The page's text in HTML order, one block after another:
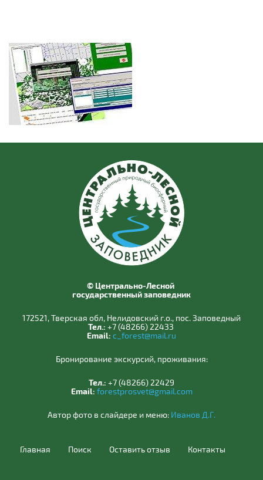
© Центрально-Лесной
государственный заповедник
172521, Тверская обл, Нелидовский г.о., пос. Заповедный
Тел.: +7 (48266) 22433
Email: c_forest@mail.ru
Бронирование экскурсий, проживания:
Тел.: +7 (48266) 22429
Email: forestprosvet@gmail.com
Автор фото в слайдере и меню: Иванов Д.Г.
Главная Поиск Оставить отзыв Контакты